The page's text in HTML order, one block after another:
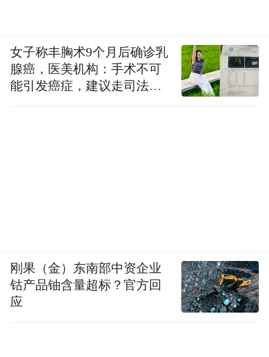
女子称丰胸术9个月后确诊乳
腺癌，医美机构：手术不可
能引发癌症，建议走司法途
刚果（金）东南部中资企业
钴产品铀含量超标？官方回
应